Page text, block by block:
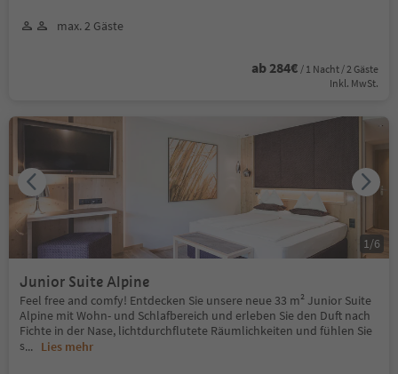
max. 2 Gäste
ab 284€ / 1 Nacht / 2 Gäste
Inkl. MwSt.
Junior Suite Alpine
Feel free and comfy! Entdecken Sie unsere neue 33 m² Junior Suite
Alpine mit Wohn- und Schlafbereich und erleben Sie den Duft nach
Fichte in der Nase, lichtdurchflutete Räumlichkeiten und fühlen Sie
s... Lies mehr
1 /6